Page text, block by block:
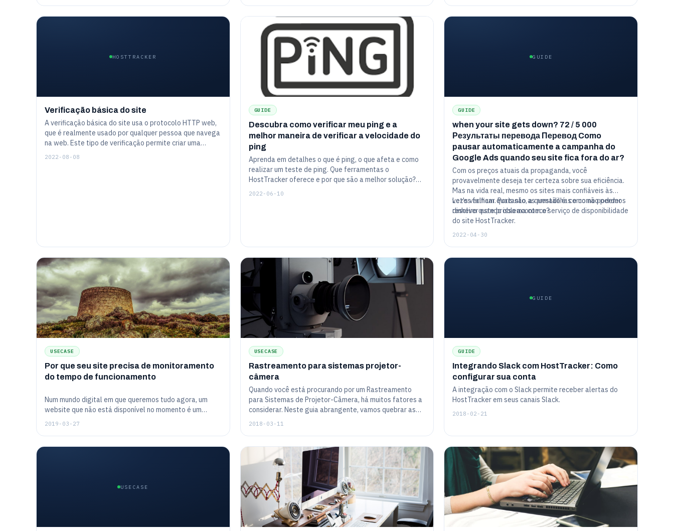
exatamente como planejado
HOSTTRACKER
Verificação básica do site
A verificação básica do site usa o protocolo HTTP web,
que é realmente usado por qualquer pessoa que navega
na web. Este tipo de verificação permite criar uma
tarefa de monitoramento, para verificar um site
2022-08-08
GUIDE
Descubra como verificar meu ping e a
melhor maneira de verificar a velocidade do
ping
Aprenda em detalhes o que é ping, o que afeta e como
realizar um teste de ping. Que ferramentas o
HostTracker oferece e por que são a melhor solução?
Obtenha instruções detalhadas sobre como configurar o
2022-06-10
GUIDE
GUIDE
when your site gets down? 72 / 5 000
Результаты перевода Перевод Como
pausar automaticamente a campanha do
Google Ads quando seu site fica fora do ar?
Com os preços atuais da propaganda, você
provavelmente deseja ter certeza sobre sua eficiência.
Mas na vida real, mesmo os sites mais confiáveis às
vezes falham. Portanto, a questão é: como não perder
dinheiro quando isso acontece?
Let's verificar quais são as armadilhas e como podemos
resolver este problema com o serviço de disponibilidade
do site HostTracker.
2022-04-30
USECASE
Por que seu site precisa de monitoramento
do tempo de funcionamento
Num mundo digital em que queremos tudo agora, um
website que não está disponível no momento é um
website ao qual provavelmente não voltaremos no
seus visitantes aos seus concorrentes. Então, como o
2019-03-27
USECASE
Rastreamento para sistemas projetor-
câmera
Quando você está procurando por um Rastreamento
para Sistemas de Projetor-Câmera, há muitos fatores a
considerar. Neste guia abrangente, vamos quebrar as
características e especificações importantes para que
Rastreamento para Sistemas de Projetor-Câmera uma
vez que você o tenha comprado!
2018-03-11
GUIDE
GUIDE
Integrando Slack com HostTracker: Como
configurar sua conta
A integração com o Slack permite receber alertas do
HostTracker em seus canais Slack.
2018-02-21
USECASE